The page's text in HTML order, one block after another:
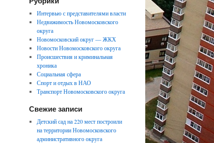
Интервью с представителями власти
Недвижимость Новомосковского
округа
Новомосковский округ — ЖКХ
Новости Новомосковского округа
Происшествия и криминальная
хроника
Социальная сфера
Спорт и отдых в НАО
Транспорт Новомосковского округа
Свежие записи
Детский сад на 220 мест построили
на территории Новомосковского
административного округа